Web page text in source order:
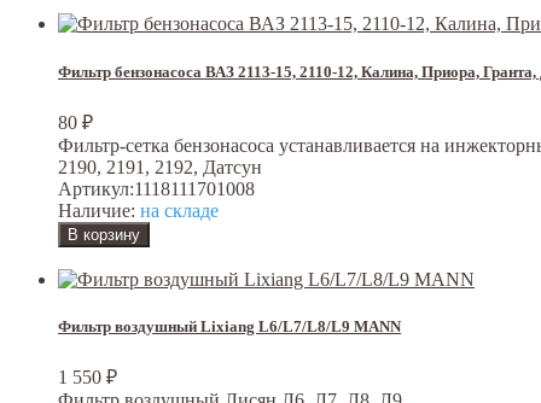
Фильтр бензонасоса ВАЗ 2113-15, 2110-12, Калина, Приора,
80 ₽
Фильтр-сетка бензонасоса устанавливается на
2190, 2191, 2192, Датсун
Артикул:1118111701008
Наличие: на складе
Фильтр воздушный Lixiang L6/L7/L8/L9 MANN
1 550 ₽